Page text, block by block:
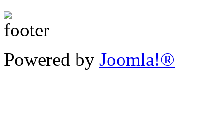
Powered by Joomla!®